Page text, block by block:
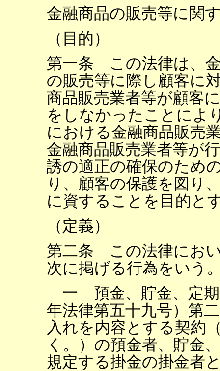
金融商品の販売等に関
（目的）
第一条 この法律は、
の販売等に際し顧客に
商品販売業者等が顧客
をしなかったことによ
における金融商品販売
金融商品販売業者等が
誘の適正の確保のため
り、顧客の保護を図り
に資することを目的と
（定義）
第二条 この法律にお
次に掲げる行為をいう
一 預金、貯金、定期
年法律第五十九号）第
入れを内容とする契約
く。）の預金者、貯金
規定する掛金の掛金者